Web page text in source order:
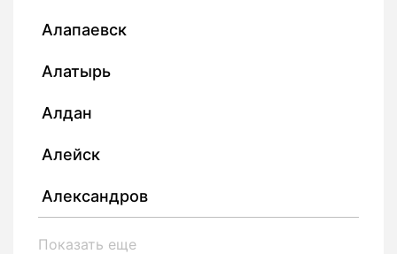
Алапаевск
Алатырь
Алдан
Алейск
Александров
Показать еще